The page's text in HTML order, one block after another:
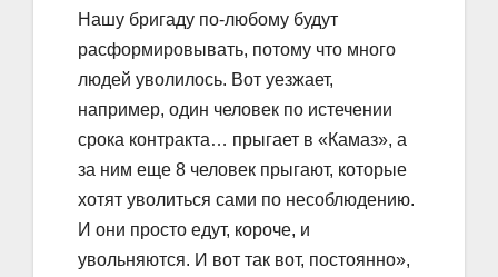
Нашу бригаду по-любому будут
расформировывать, потому что много
людей уволилось. Вот уезжает,
например, один человек по истечении
срока контракта… прыгает в «Камаз», а
за ним еще 8 человек прыгают, которые
хотят уволиться сами по несоблюдению.
И они просто едут, короче, и
увольняются. И вот так вот, постоянно»,